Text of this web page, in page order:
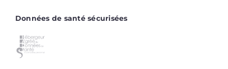
Données de santé sécurisées